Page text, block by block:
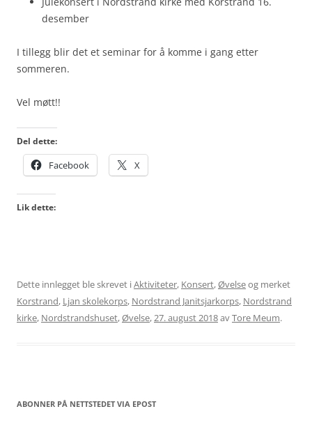
desember
I tillegg blir det et seminar for å komme i gang etter
sommeren.
Vel møtt!!
Del dette:
Facebook X
Lik dette:
Dette innlegget ble skrevet iAktiviteter, Konsert,Øvelseog merket
Korstrand, Ljan skolekorps, Nordstrand Janitsjarkorps, Nordstrand
kirke, Nordstrandshuset,Øvelse, 27. august 2018avTore Meum.
ABONNER PÅ NETTSTEDET VIA EPOST